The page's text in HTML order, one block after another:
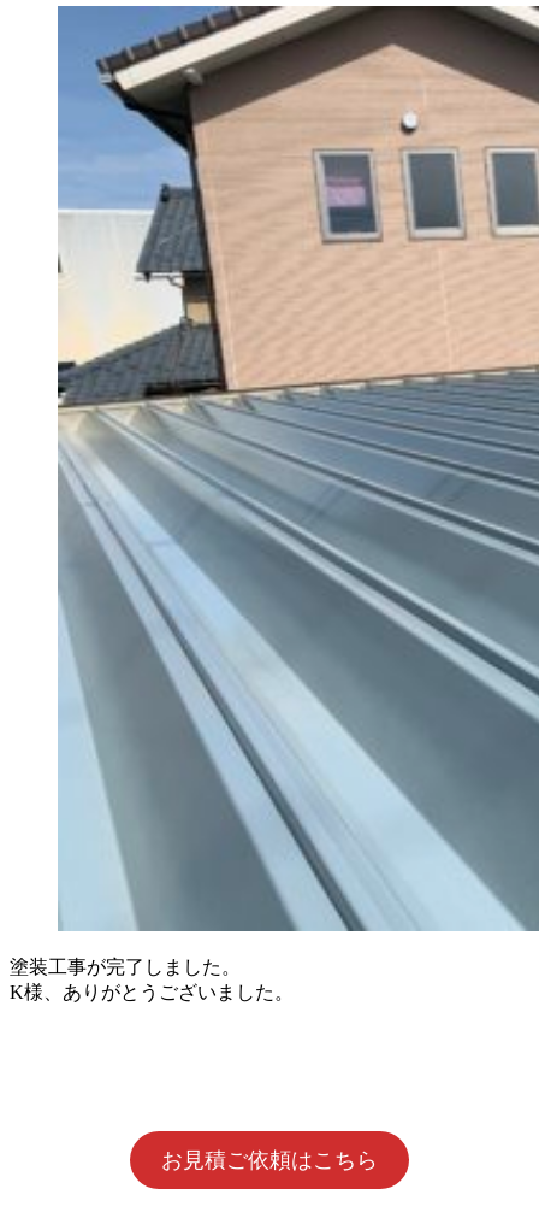
塗装工事が完了しました。
K様、ありがとうございました。
お見積ご依頼はこちら